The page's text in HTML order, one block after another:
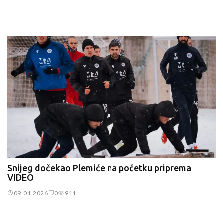
Snijeg dočekao Plemiće na početku priprema
VIDEO
09.01.2026 0 911